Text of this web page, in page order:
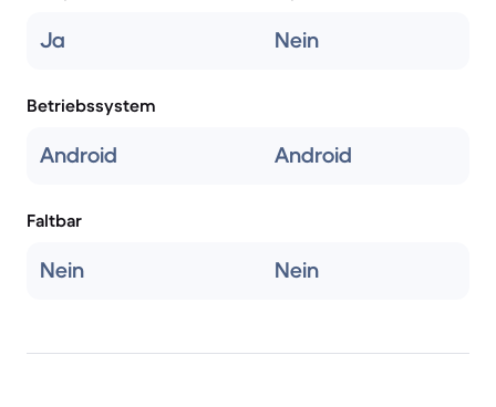
Ja Nein
Betriebssystem
Android Android
Faltbar
Nein Nein